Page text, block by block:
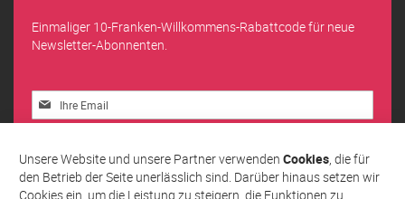
Einmaliger 10-Franken-Willkommens-Rabattcode für neue
Newsletter-Abonnenten.
Melden
Sie
unseren
Newsletter
Abonnieren
Unsere Website und unsere Partner verwenden Cookies, die für
den Betrieb der Seite unerlässlich sind. Darüber hinaus setzen wir
Cookies ein, um die Leistung zu steigern, die Funktionen zu